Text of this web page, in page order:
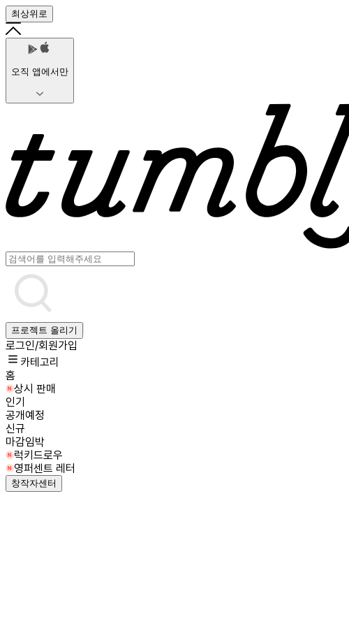
최상위로
오직 앱에서만
프로젝트 올리기
로그인/회원가입
카테고리
홈
상시 판매
인기
공개예정
신규
마감임박
럭키드로우
영퍼센트 레터
창작자센터